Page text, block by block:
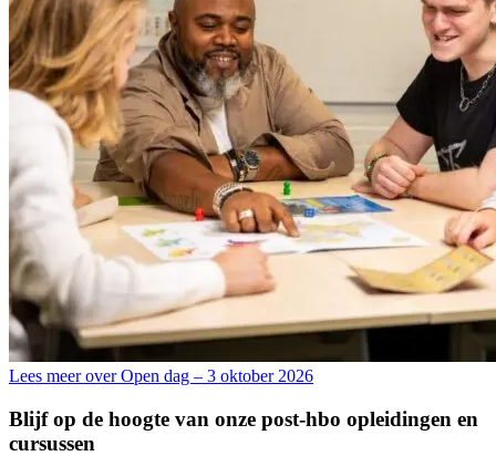
Lees meer over Open dag – 3 oktober 2026
Blijf op de hoogte van onze post-hbo opleidingen en
cursussen